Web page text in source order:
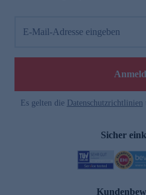
E-Mail-Adresse eingeben
Es gelten die Datenschutzrichtlinien
Sicher